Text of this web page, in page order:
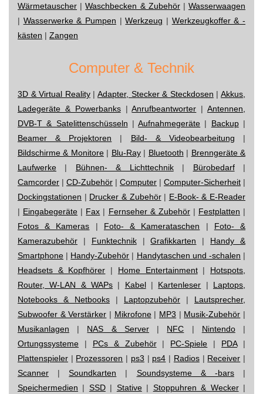
Wärmetauscher |Waschbecken & Zubehör|Wasserwaagen
| Wasserwerke & Pumpen |Werkzeug | Werkzeugkoffer & -
kästen | Zangen
Computer & Technik
3D & Virtual Reality|Adapter, Stecker & Steckdosen |Akkus,
Ladegeräte & Powerbanks|Anrufbeantworter |Antennen,
DVB-T & Satelittenschüsseln |Aufnahmegeräte | Backup|
Beamer & Projektoren | Bild- & Videobearbeitung |
Bildschirme & Monitore| Blu-Ray| Bluetooth | Brenngeräte &
Laufwerke | Bühnen- & Lichttechnik| Bürobedarf|
Camcorder | CD-Zubehör | Computer | Computer-Sicherheit |
Dockingstationen | Drucker & Zubehör| E-Book- & E-Reader
| Eingabegeräte | Fax | Fernseher & Zubehör| Festplatten |
Fotos & Kameras | Foto- & Kamerataschen | Foto- &
Kamerazubehör | Funktechnik|Grafikkarten | Handy &
Smartphone | Handy-Zubehör | Handytaschen und -schalen |
Headsets & Kopfhörer | Home Entertainment| Hotspots,
Router, W-LAN & WAPs | Kabel| Kartenleser | Laptops,
Notebooks & Netbooks | Laptopzubehör | Lautsprecher,
Subwoofer & Verstärker | Mikrofone| MP3 | Musik-Zubehör |
Musikanlagen | NAS & Server| NFC | Nintendo|
Ortungssysteme | PCs & Zubehör| PC-Spiele | PDA|
Plattenspieler | Prozessoren | ps3 | ps4 | Radios| Receiver |
Scanner |Soundkarten | Soundsysteme & -bars|
Speichermedien | SSD| Stative| Stoppuhren & Wecker|